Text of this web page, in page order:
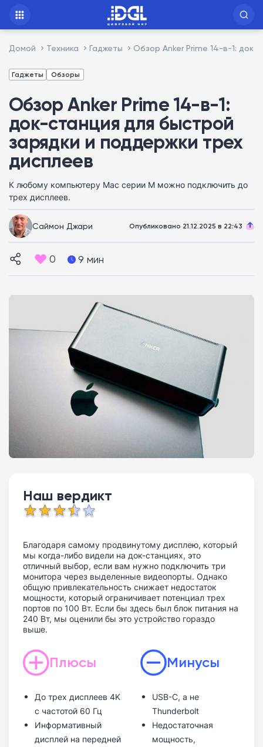
Домой Техника Гаджеты Обзор Anker Prime 14-в-1: док-
Гаджеты Обзоры
Обзор Anker Prime 14-в-1:
док-станция для быстрой
зарядки и поддержки трех
дисплеев
К любому компьютеру Mac серии M можно подключить до
трех дисплеев.
Саймон Джари Опубликовано 21.12.2025 в 22:43
0 9 мин
Наш вердикт
Благодаря самому продвинутому дисплею, который
мы когда-либо видели на док-станциях, это
отличный выбор, если вам нужно подключить три
монитора через выделенные видеопорты. Однако
общую привлекательность снижает недостаток
мощности, который ограничивает потенциал трех
портов по 100 Вт. Если бы здесь был блок питания на
240 Вт, мы оценили бы это устройство гораздо
выше.
Плюсы
До трех дисплеев 4K
с частотой 60 Гц
Информативный
дисплей на передней
Минусы
USB-C, а не
Thunderbolt
Недостаточная
мощность,